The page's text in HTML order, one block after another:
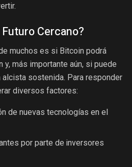
Cercano?
muchos es si Bitcoin podrá
y, más importante aún, si puede
sostenida. Para responder
diversos factores:
de nuevas tecnologías en el
por parte de inversores